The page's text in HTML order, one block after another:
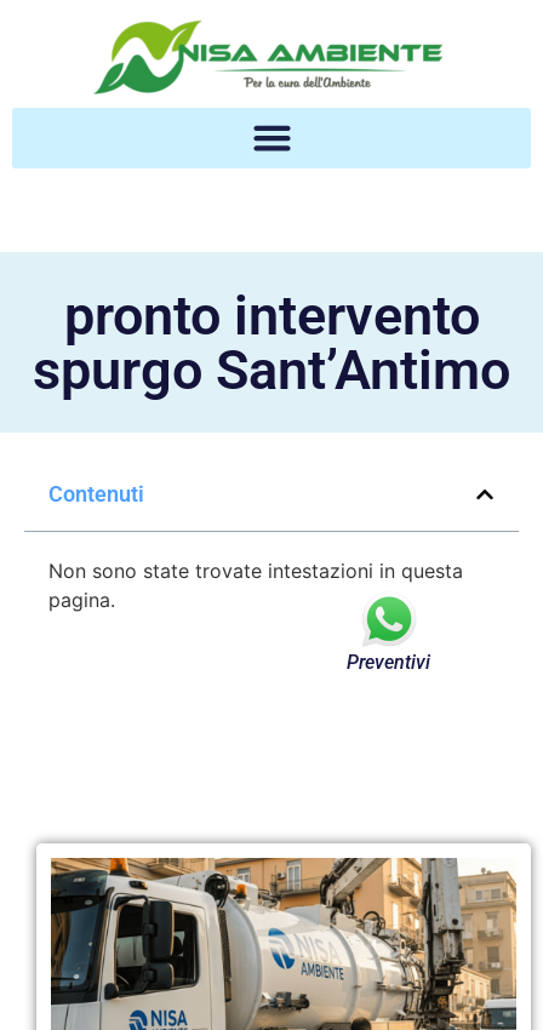
pronto intervento
spurgo Sant’Antimo
Contenuti
Non sono state trovate intestazioni in questa
pagina.
Preventivi